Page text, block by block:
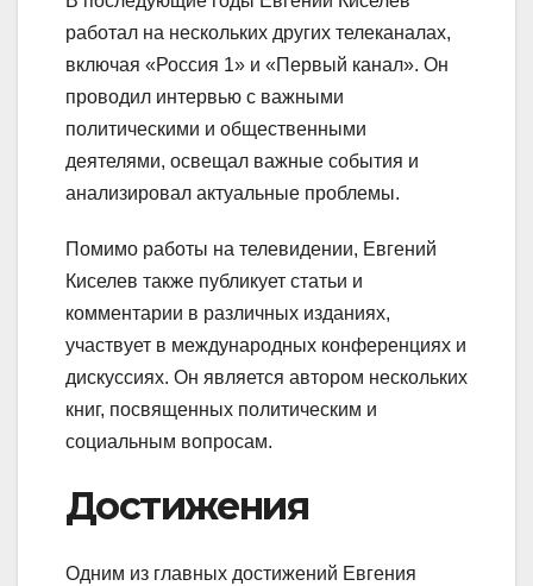
работал на нескольких других телеканалах,
включая «Россия 1» и «Первый канал». Он
проводил интервью с важными
политическими и общественными
деятелями, освещал важные события и
анализировал актуальные проблемы.
Помимо работы на телевидении, Евгений
Киселев также публикует статьи и
комментарии в различных изданиях,
участвует в международных конференциях и
дискуссиях. Он является автором нескольких
книг, посвященных политическим и
социальным вопросам.
Достижения
Одним из главных достижений Евгения